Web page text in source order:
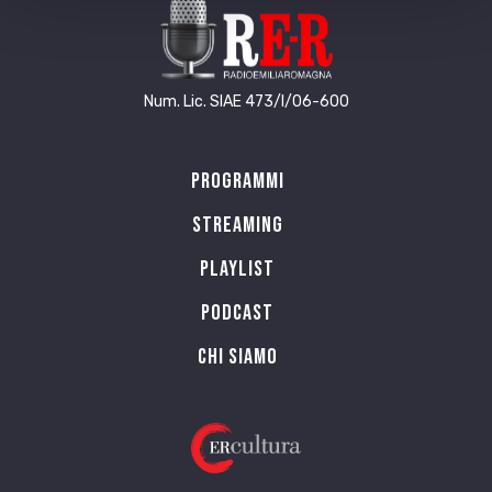
Num. Lic. SIAE 473/I/06-600
Programmi
Streaming
Playlist
PODCAST
Chi siamo